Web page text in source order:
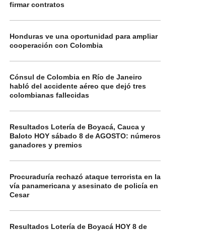
firmar contratos
Honduras ve una oportunidad para ampliar
cooperación con Colombia
Cónsul de Colombia en Río de Janeiro
habló del accidente aéreo que dejó tres
colombianas fallecidas
Resultados Lotería de Boyacá, Cauca y
Baloto HOY sábado 8 de AGOSTO: números
ganadores y premios
Procuraduría rechazó ataque terrorista en la
vía panamericana y asesinato de policía en
Cesar
Resultados Lotería de Boyacá HOY 8 de